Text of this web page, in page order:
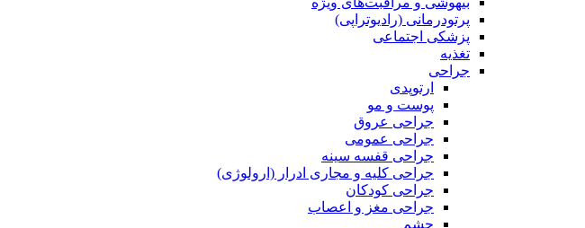
پرتودرمانی (رادیوتراپی)
پزشکی اجتماعی
تغذیه
جراحی
ارتوپدی
پوست و مو
جراحی عروق
جراحی عمومی
جراحی قفسه‌ سینه
جراحی کلیه و مجاری ادرار (ارولوژی)
جراحی کودکان
جراحی مغز و اعصاب
چشم